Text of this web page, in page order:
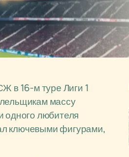
в 16-м туре Лиги 1
массу
одного любителя
ключевыми фигурами,